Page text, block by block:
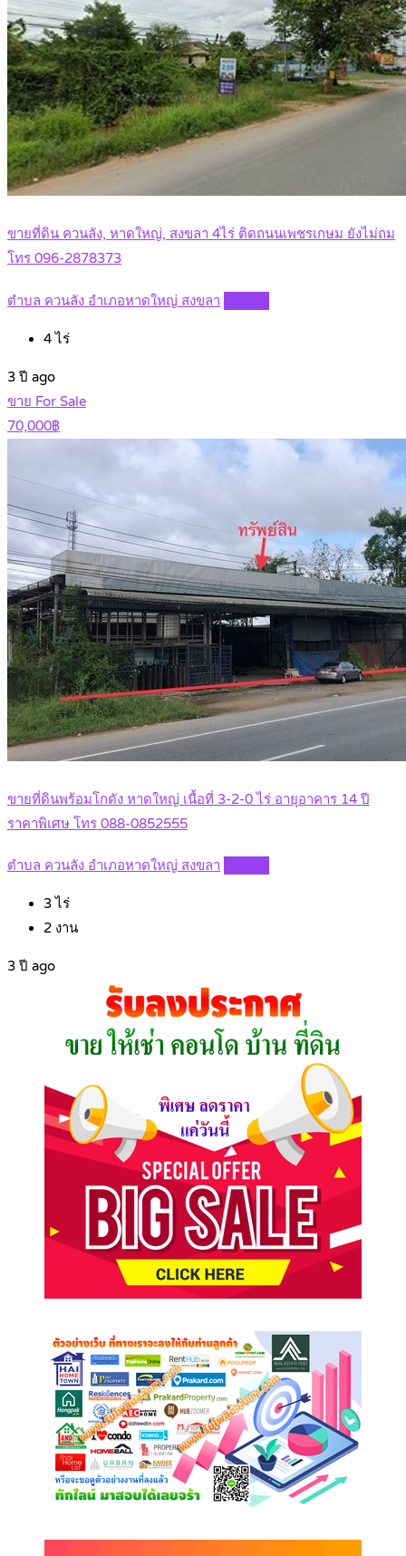
ขายที่ดิน ควนลัง, หาดใหญ่, สงขลา 4ไร่ ติดถนนเพชรเกษม ยังไม่ถม
โทร 096-2878373
ตำบล ควนลัง อำเภอหาดใหญ่ สงขลา
4ไร่
3 ปี ago
ขาย For Sale
70,000฿
ขายที่ดินพร้อมโกดัง หาดใหญ่ เนื้อที่ 3-2-0 ไร่ อายุอาคาร 14 ปี
ราคาพิเศษ โทร 088-0852555
ตำบล ควนลัง อำเภอหาดใหญ่ สงขลา
3 ไร่
2 งาน
3 ปี ago